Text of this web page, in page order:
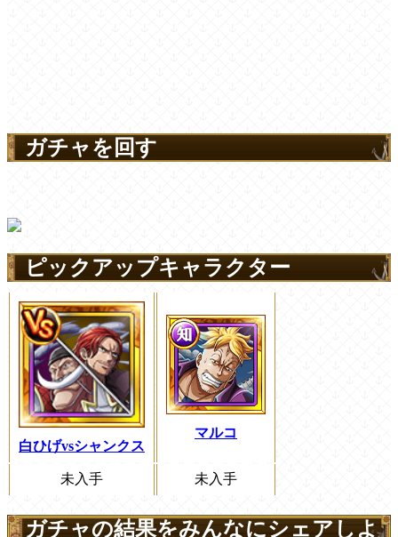
ガチャを回す
ピックアップキャラクター
白ひげvsシャンクス
マルコ
未入手 未入手
ガチャの結果をみんなにシェアしよ